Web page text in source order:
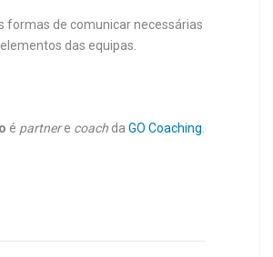
formas de comunicar necessárias
das equipas.
é partnere coach da GO Coaching